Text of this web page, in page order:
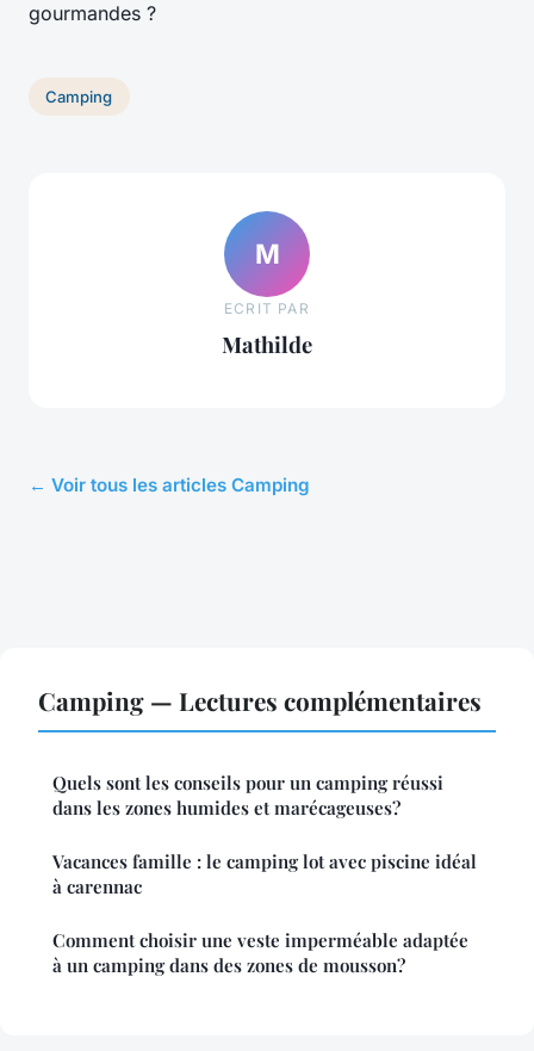
gourmandes ?
Camping
M
ECRIT PAR
Mathilde
← Voir tous les articles Camping
Camping — Lectures complémentaires
Quels sont les conseils pour un camping réussi
dans les zones humides et marécageuses?
Vacances famille : le camping lot avec piscine idéal
à carennac
Comment choisir une veste imperméable adaptée
à un camping dans des zones de mousson?